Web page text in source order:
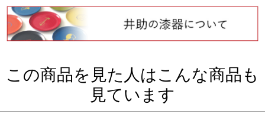
この商品を見た人はこんな商品も
見ています